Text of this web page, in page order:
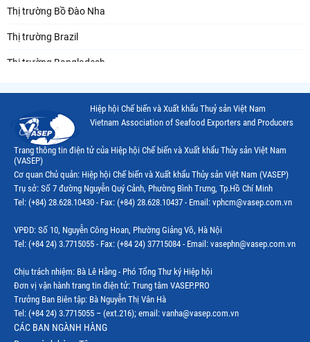
Thị trường Bồ Đào Nha
Thị trường Brazil
Thị trường Bangladesh
Thị trường Canada
Thị trường Ecuador
Thị trường EU
Thị trường Indonesia
Thị trường Mỹ
Thị trường Nga
Thị trường Hàn Quốc
Thị trường Nhật Bản
Hiệp hội Chế biến và Xuất khẩu Thuỷ sản Việt Nam
Vietnam Association of Seafood Exporters and Producers
Trang thông tin điện tử của Hiệp hội Chế biến và Xuất khẩu Thủy sản Việt Nam
(VASEP)
Cơ quan Chủ quản: Hiệp hội Chế biến và Xuất khẩu Thủy sản Việt Nam (VASEP)
Trụ sở: Số 7 đường Nguyễn Quý Cảnh, Phường Bình Trưng, Tp.Hồ Chí Minh
Tel: (+84) 28.628.10430 - Fax: (+84) 28.628.10437 - Email: vphcm@vasep.com.vn
VPĐD: Số 10, Nguyễn Công Hoan, Phường Giảng Võ, Hà Nội
Tel: (+84 24) 3.7715055 - Fax: (+84 24) 37715084 - Email: vasephn@vasep.com.vn
Chịu trách nhiệm: Bà Lê Hằng - Phó Tổng Thư ký Hiệp hội
Đơn vị vận hành trang tin điện tử: Trung tâm VASEP.PRO
Trưởng Ban Biên tập: Bà Nguyễn Thị Vân Hà
Tel: (+84 24) 3.7715055 – (ext.216); email: vanha@vasep.com.vn
CÁC BAN NGÀNH HÀNG